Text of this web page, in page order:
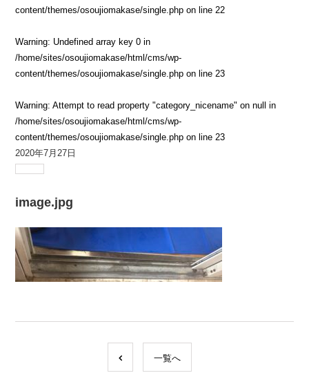
content/themes/osoujiomakase/single.php on line 22
Warning: Undefined array key 0 in
/home/sites/osoujiomakase/html/cms/wp-
content/themes/osoujiomakase/single.php on line 23
Warning: Attempt to read property "category_nicename" on null in
/home/sites/osoujiomakase/html/cms/wp-
content/themes/osoujiomakase/single.php on line 23
2020年7月27日
image.jpg
一覧へ